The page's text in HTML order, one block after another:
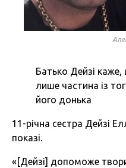
Батько Дейзі
лише частина із
його донька
11-річна сестра Дейзі
показі.
«[Дейзі] допоможе